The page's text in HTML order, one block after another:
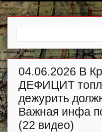
04.06.2026 В
ДЕФИЦИТ
дежурить
Важная инфа
(22 видео)